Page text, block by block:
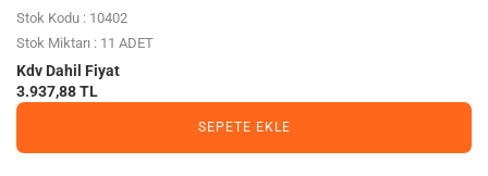
Stok Kodu : 10402
Stok Miktarı : 11 ADET
Kdv Dahil Fiyat
3.937,88 TL
SEPETE EKLE